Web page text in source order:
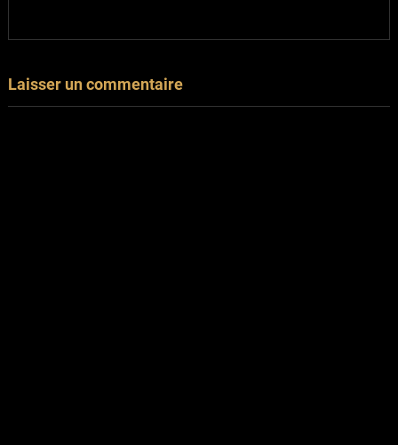
Laisser un commentaire